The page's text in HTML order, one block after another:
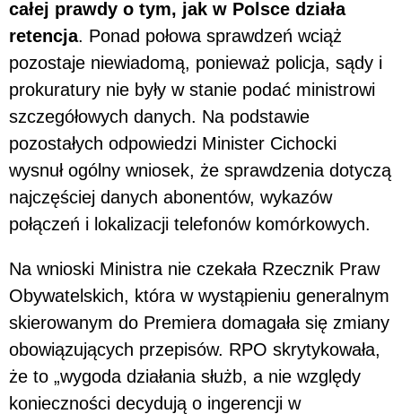
całej prawdy o tym, jak w Polsce działa
retencja. Ponad połowa sprawdzeń wciąż
pozostaje niewiadomą, ponieważ policja, sądy i
prokuratury nie były w stanie podać ministrowi
szczegółowych danych. Na podstawie
pozostałych odpowiedzi Minister Cichocki
wysnuł ogólny wniosek, że sprawdzenia dotyczą
najczęściej danych abonentów, wykazów
połączeń i lokalizacji telefonów komórkowych.
Na wnioski Ministra nie czekała Rzecznik Praw
Obywatelskich, która w wystąpieniu generalnym
skierowanym do Premiera domagała się zmiany
obowiązujących przepisów. RPO skrytykowała,
że to „wygoda działania służb, a nie względy
konieczności decydują o ingerencji w